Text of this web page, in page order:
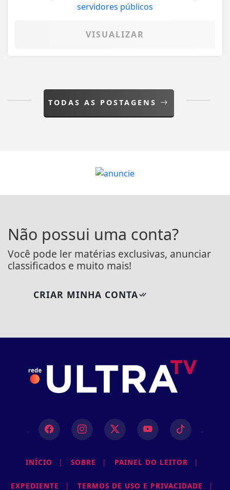
VISUALIZAR
TODAS AS POSTAGENS
Não possui uma conta?
Você pode ler matérias exclusivas, anunciar
classificados e muito mais!
CRIAR MINHA CONTA
INÍCIO | SOBRE | PAINEL DO LEITOR |
EXPEDIENTE | TERMOS DE USO E PRIVACIDADE |